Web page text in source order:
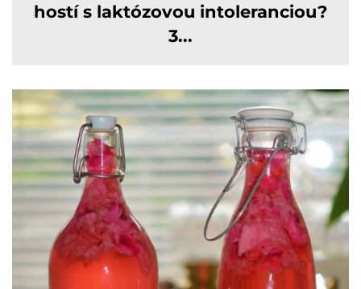
hostí s laktózovou intoleranciou?
3...